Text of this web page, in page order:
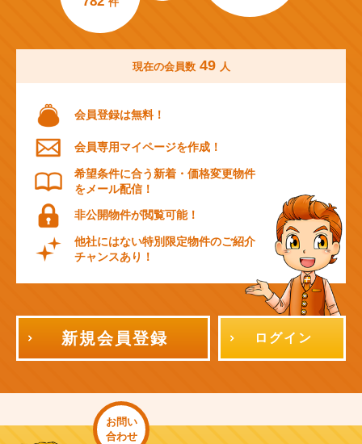
現在の会員数 49 人
会員登録は無料！
会員専用マイページを作成！
希望条件に合う新着・価格変更物件
をメール配信！
非公開物件が閲覧可能！
他社にはない特別限定物件のご紹介
チャンスあり！
新規会員登録 ログイン
お問い
合わせ